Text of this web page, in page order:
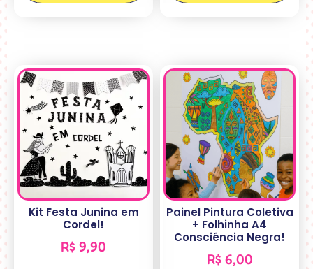
Kit Festa Junina em
Cordel!
R$ 9,90
Painel Pintura Coletiva
+ Folhinha A4
Consciência Negra!
R$6,00